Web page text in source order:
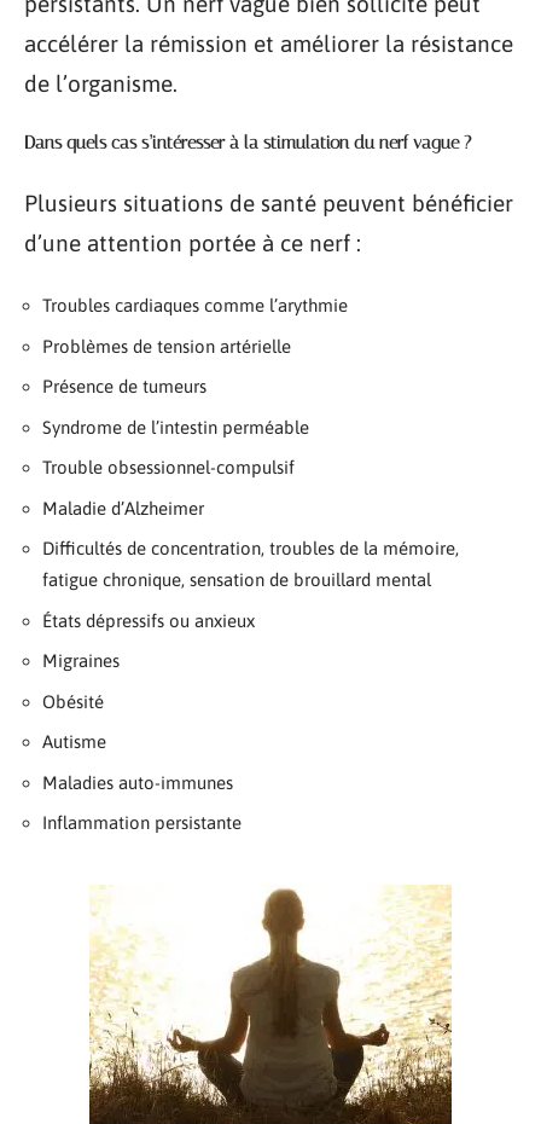
accélérer la rémission et améliorer la résistance
de l’organisme.
Dans quels cas s’intéresser à la stimulation du nerf vague ?
Plusieurs situations de santé peuvent bénéficier
d’une attention portée à ce nerf :
Troubles cardiaques comme l’arythmie
Problèmes de tension artérielle
Présence de tumeurs
Syndrome de l’intestin perméable
Trouble obsessionnel-compulsif
Maladie d’Alzheimer
Difficultés de concentration, troubles de la mémoire,
fatigue chronique, sensation de brouillard mental
États dépressifs ou anxieux
Migraines
Obésité
Autisme
Maladies auto-immunes
Inflammation persistante